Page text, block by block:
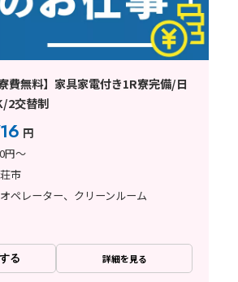
費無料】家具家電付き1R寮完備/日
2交替制
円
円～
市
ペレーター、クリーンルーム
る 詳細を見る